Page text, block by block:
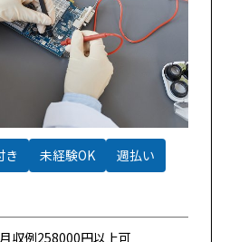
き 未経験OK
週払い
収例258000円以上可